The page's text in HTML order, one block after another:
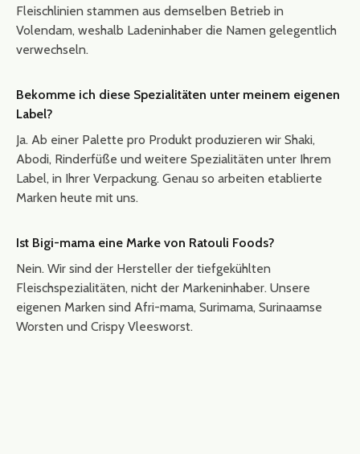
Fleischlinien stammen aus demselben Betrieb in
Volendam, weshalb Ladeninhaber die Namen gelegentlich
verwechseln.
Bekomme ich diese Spezialitäten unter meinem eigenen
Label?
Ja. Ab einer Palette pro Produkt produzieren wir Shaki,
Abodi, Rinderfüße und weitere Spezialitäten unter Ihrem
Label, in Ihrer Verpackung. Genau so arbeiten etablierte
Marken heute mit uns.
Ist Bigi-mama eine Marke von Ratouli Foods?
Nein. Wir sind der Hersteller der tiefgekühlten
Fleischspezialitäten, nicht der Markeninhaber. Unsere
eigenen Marken sind Afri-mama, Surimama, Surinaamse
Worsten und Crispy Vleesworst.